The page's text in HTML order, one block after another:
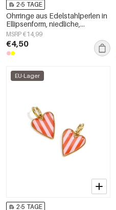
2-5 TAGE
Ohrringe aus Edelstahlperlen in
Ellipsenform, niedliche,
schlichte Alltags-Serie,
Damenschmuck
MSRP €14,99
€4,50
EU-Lager
2-5 TAGE